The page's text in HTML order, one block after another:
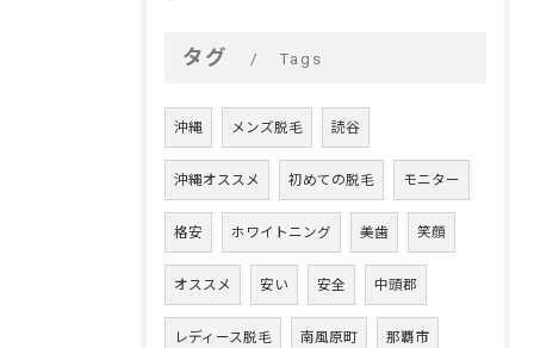
タグ Tags
沖縄 メンズ脱毛 読谷
沖縄オススメ 初めての脱毛 モニター
格安 ホワイトニング 美歯 笑顔
オススメ 安い 安全 中頭郡
レディース脱毛 南風原町 那覇市